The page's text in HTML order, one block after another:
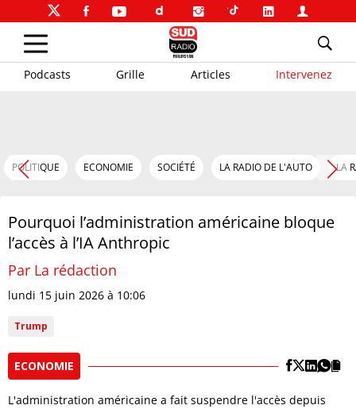
Podcasts Grille Articles Intervenez
POLITIQUE ECONOMIE SOCIÉTÉ LA RADIO DE L'AUTO LA
Pourquoi l’administration américaine bloque
l’accès à l’IA Anthropic
Par La rédaction
lundi 15 juin 2026 à 10:06
Trump
ECONOMIE
L'administration américaine a fait suspendre l'accès depuis